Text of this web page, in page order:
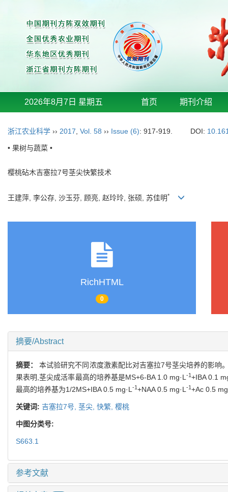
2026年8月7日 星期五 首页 期刊介绍
浙江农业科学 ›› 2017 Vol. 58 ›› Issue (6): 917-919. DOI:
• 果树与蔬菜 •
樱桃砧木吉塞拉7号茎尖快繁技术
王建萍, 李公存, 沙玉芬, 顾亮, 赵玲玲, 张硕, 苏佳明*
RichHTML
0
摘要/Abstract
摘要：本试验研究不同浓度激素配比对吉塞拉7号茎尖培养的影响
果表明,茎尖成活率最高的培养基是MS+6-BA 1.0 mg·L-1+IBA 0.1
最高的培养基为1/2MS+IBA 0.5 mg·L -1+NAA 0.5 mg·L -1+Ac 0.5
关键词: 吉塞拉7号, 茎尖, 快繁, 樱桃
中图分类号:
S663.1
参考文献